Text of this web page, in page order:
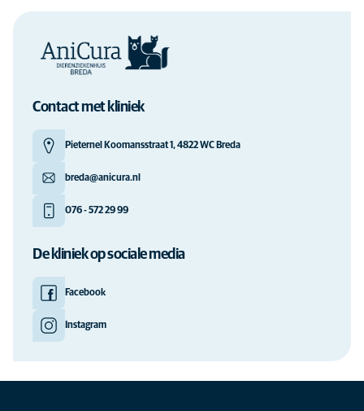
Contact met kliniek
Pieternel Koomansstraat 1, 4822 WC Breda
breda@anicura.nl
076 - 572 29 99
De kliniek op sociale media
Facebook
Instagram